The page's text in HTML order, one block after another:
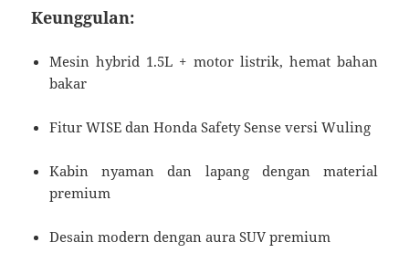
Keunggulan:
Mesin hybrid 1.5L + motor listrik, hemat bahan
bakar
Fitur WISE dan Honda Safety Sense versi Wuling
Kabin nyaman dan lapang dengan material
premium
Desain modern dengan aura SUV premium